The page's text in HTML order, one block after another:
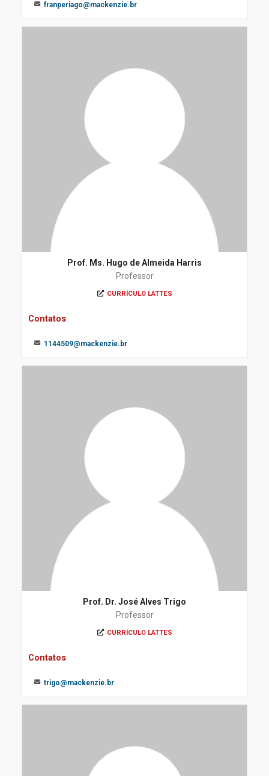
franperiago@mackenzie.br
Prof. Ms. Hugo de Almeida Harris
Professor
CURRÍCULO LATTES
Contatos
1144509@mackenzie.br
Prof. Dr. José Alves Trigo
Professor
CURRÍCULO LATTES
Contatos
trigo@mackenzie.br